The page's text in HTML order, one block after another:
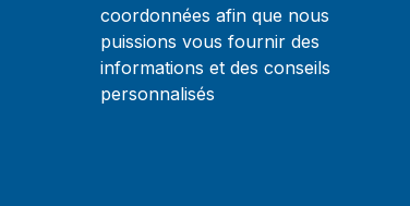
coordonnées afin que nous
puissions vous fournir des
informations et des conseils
personnalisés